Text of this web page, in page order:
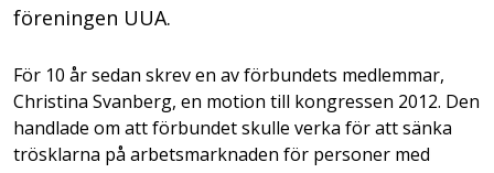
föreningen UUA.
För 10 år sedan skrev en av förbundets medlemmar,
Christina Svanberg, en motion till kongressen 2012. Den
handlade om att förbundet skulle verka för att sänka
trösklarna på arbetsmarknaden för personer med